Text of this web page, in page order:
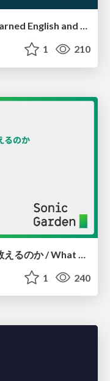
Throw Yourself In! - How I've learned English and What I'm Facing
1 210
1 240